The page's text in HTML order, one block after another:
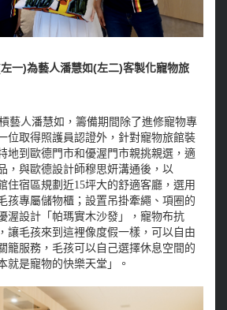
左一)為藝人潘慧如(左二)客製化寵物旅
藝人潘慧如，籌備期間除了進修寵物專
位取得照護員認證外，針對寵物旅館裝
地到歐德門市和優渥門市親挑親選，適
，與歐德設計師穆思妍溝通後，以
住宿區規劃近15坪大的舒適客廳，選用
孩專屬儲物櫃；設置吊掛牽繩、項圈的
渥設計「帕瑪實木沙發」，寵物布抗
讓毛孩來到這裡像度假一樣，可以自由
籠服務，毛孩可以自己選擇休息空間的
就是寵物的快樂天堂」。